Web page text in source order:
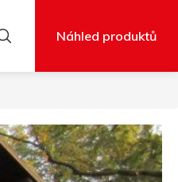
Náhled produktů